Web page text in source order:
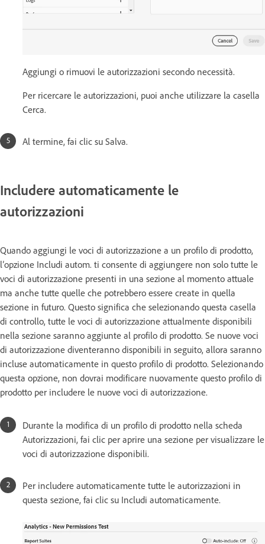
Aggiungi o rimuovi le autorizzazioni secondo necessità.
Per ricercare le autorizzazioni, puoi anche utilizzare la casella
Cerca.
Al termine, fai clic su Salva.
Includere automaticamente le
autorizzazioni
Quando aggiungi le voci di autorizzazione a un profilo di prodotto,
l’opzione Includi autom. ti consente di aggiungere non solo tutte le
voci di autorizzazione presenti in una sezione al momento attuale
ma anche tutte quelle che potrebbero essere create in quella
sezione in futuro. Questo significa che selezionando questa casella
di controllo, tutte le voci di autorizzazione attualmente disponibili
nella sezione saranno aggiunte al profilo di prodotto. Se nuove voci
di autorizzazione diventeranno disponibili in seguito, allora saranno
incluse automaticamente in questo profilo di prodotto. Selezionando
questa opzione, non dovrai modificare nuovamente questo profilo di
prodotto per includere le nuove voci di autorizzazione.
Durante la modifica di un profilo di prodotto nella scheda
Autorizzazioni, fai clic per aprire una sezione per visualizzare le
voci di autorizzazione disponibili.
Per includere automaticamente tutte le autorizzazioni in
questa sezione, fai clic su Includi automaticamente.